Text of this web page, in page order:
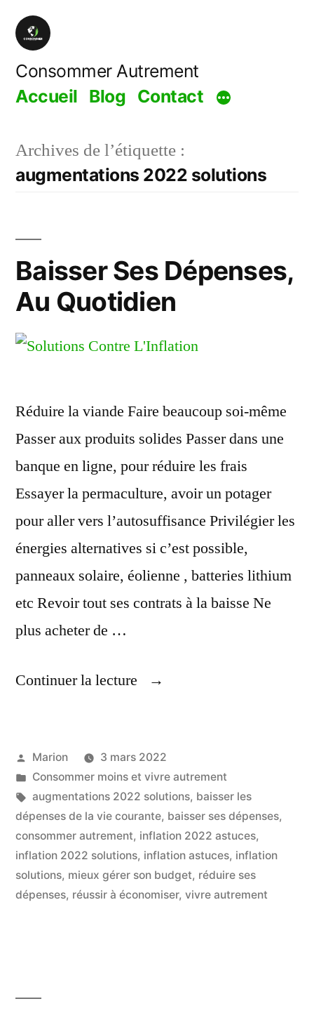
Aller
contenu
Consommer Autrement
Accueil Blog Contact
Archives de l’étiquette :
augmentations 2022 solutions
Baisser Ses Dépenses,
Au Quotidien
Réduire la viande Faire beaucoup soi-même
Passer aux produits solides Passer dans une
banque en ligne, pour réduire les frais
Essayer la permaculture, avoir un potager
pour aller vers l’autosuffisance Privilégier les
énergies alternatives si c’est possible,
panneaux solaire, éolienne , batteries lithium
etc Revoir tout ses contrats à la baisse Ne
plus acheter de …
Continuer la lecture
« Baisser
Au
Quotidien »
Publié
par
Marion
3 mars 2022
Publié
dans
Consommer moins et vivre autrement
Étiquettes :
augmentations 2022 solutions, baisser les
dépenses de la vie courante, baisser ses dépenses,
consommer autrement, inflation 2022 astuces,
inflation 2022 solutions, inflation astuces, inflation
solutions, mieux gérer son budget, réduire ses
dépenses, réussir à économiser, vivre autrement